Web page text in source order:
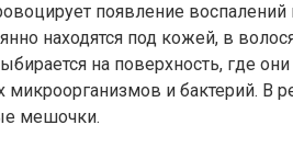
появление воспалений
находятся под кожей, в
на поверхность, где
и бактерий. В
мешочки.